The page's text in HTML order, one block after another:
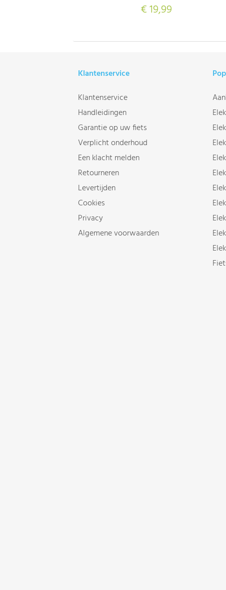
€ 19,99
Klantenservice
Klantenservice
Handleidingen
Garantie op uw fiets
Verplicht onderhoud
Een klacht melden
Retourneren
Levertijden
Cookies
Privacy
Algemene voorwaarden